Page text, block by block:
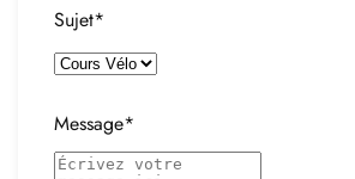
Sujet*
Message*